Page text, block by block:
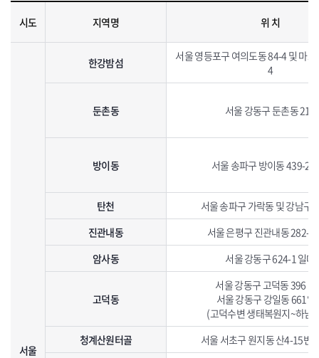
시도 지역명 위 치
서울
한강밤섬
서울 영등포구 여의도동 84-4 및 마
4
둔촌동 서울 강동구 둔촌동 211
방이동 서울 송파구 방이동 439-2
탄천
서울 송파구 가락동 및 강남구
진관내동
서울 은평구 진관내동 282-1
암사동
서울 강동구 624-1 일대
고덕동
서울 강동구 고덕동 396 일
서울 강동구 강일동 661일
(고덕수변 생태복원지~하남
청계산원터골
서울 서초구 원지동 산4-15번